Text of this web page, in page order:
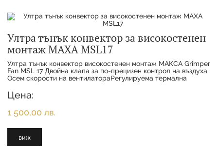
Ултра тънък конвектор за високостенен
монтаж MAXA MSL17
Ултра тънък конвектор високостенен монтаж МАКСА Grimper
Fan MSL 17 Двойна клапа за по-прецизен контрол на въздуха
Осем скорости на вентилатораРегулируема термална
Цена:
1 500,00 лв.
виж